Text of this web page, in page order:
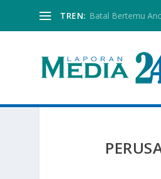
TREN: Batal Bertemu